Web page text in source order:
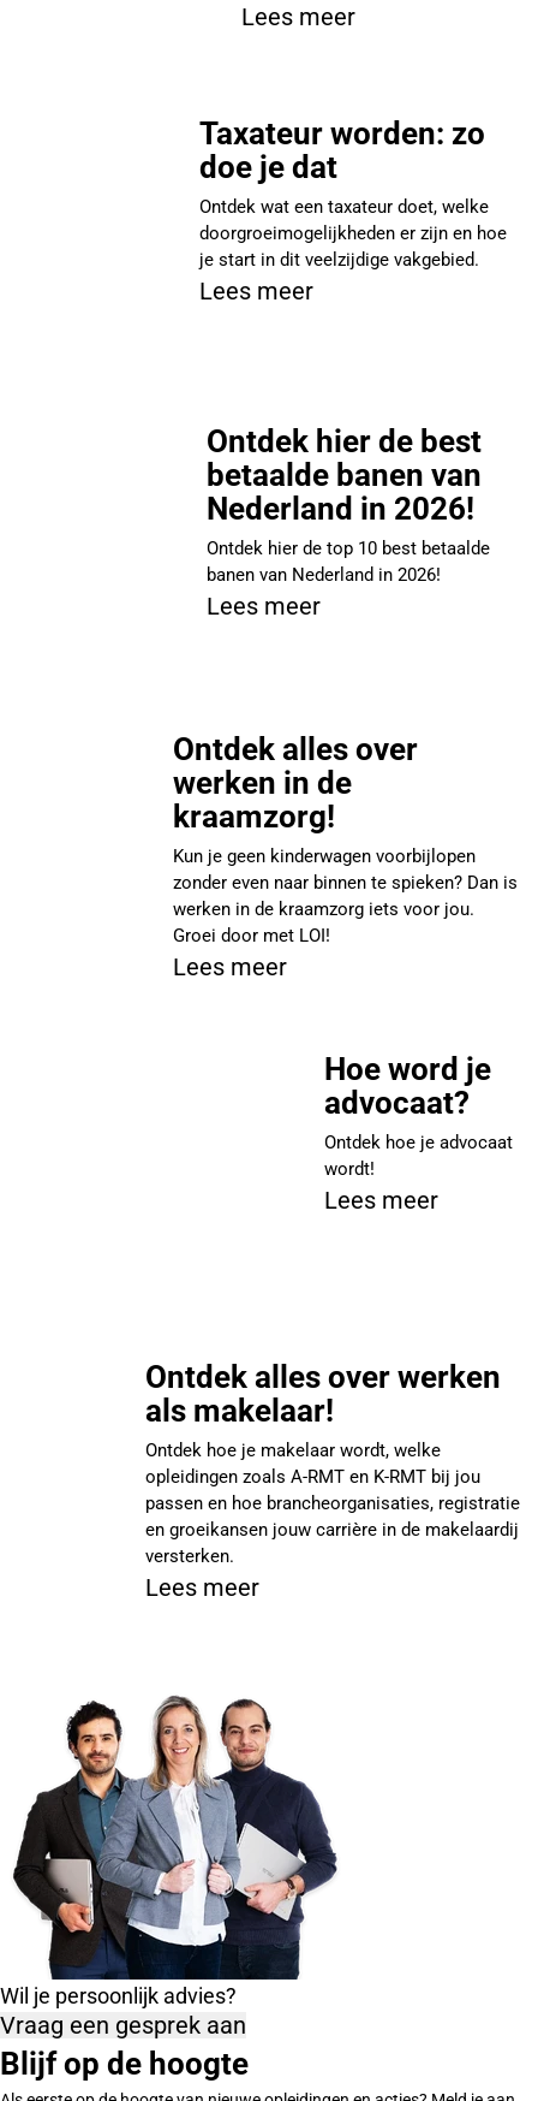
Lees meer
Taxateur worden: zo
doe je dat
Ontdek wat een taxateur doet, welke
doorgroeimogelijkheden er zijn en hoe
je start in dit veelzijdige vakgebied.
Lees meer
Ontdek hier de best
betaalde banen van
Nederland in 2026!
Ontdek hier de top 10 best betaalde
banen van Nederland in 2026!
Lees meer
Ontdek alles over
werken in de
kraamzorg!
Kun je geen kinderwagen voorbijlopen
zonder even naar binnen te spieken? Dan is
werken in de kraamzorg iets voor jou.
Groei door met LOI!
Lees meer
Hoe word je
advocaat?
Ontdek hoe je advocaat
wordt!
Lees meer
Ontdek alles over werken
als makelaar!
Ontdek hoe je makelaar wordt, welke
opleidingen zoals A-RMT en K-RMT bij jou
passen en hoe brancheorganisaties, registratie
en groeikansen jouw carrière in de makelaardij
versterken.
Lees meer
Wil je persoonlijk advies?
Vraag een gesprek aan
Blijf op de hoogte